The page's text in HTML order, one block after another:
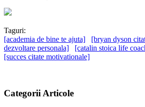
Taguri:
[academia de bine te ajuta]
[bryan dyson
dezvoltare personala]
[catalin stoica life
[succes citate motivationale]
Categorii Articole